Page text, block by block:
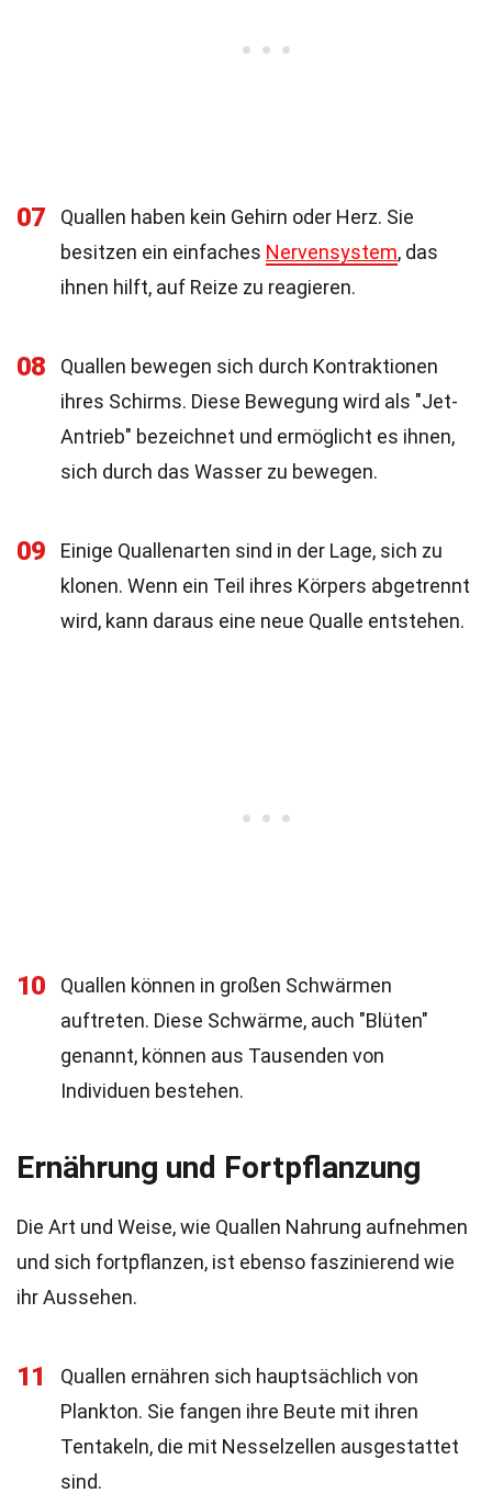
07
Quallen haben kein Gehirn oder Herz. Sie
besitzen ein einfaches Nervensystem, das
ihnen hilft, auf Reize zu reagieren.
08
Quallen bewegen sich durch Kontraktionen
ihres Schirms. Diese Bewegung wird als "Jet-
Antrieb" bezeichnet und ermöglicht es ihnen,
sich durch das Wasser zu bewegen.
09
Einige Quallenarten sind in der Lage, sich zu
klonen. Wenn ein Teil ihres Körpers abgetrennt
wird, kann daraus eine neue Qualle entstehen.
10
Quallen können in großen Schwärmen
auftreten. Diese Schwärme, auch "Blüten"
genannt, können aus Tausenden von
Individuen bestehen.
Ernährung und Fortpflanzung
Die Art und Weise, wie Quallen Nahrung aufnehmen
und sich fortpflanzen, ist ebenso faszinierend wie
ihr Aussehen.
11
Quallen ernähren sich hauptsächlich von
Plankton. Sie fangen ihre Beute mit ihren
Tentakeln, die mit Nesselzellen ausgestattet
sind.